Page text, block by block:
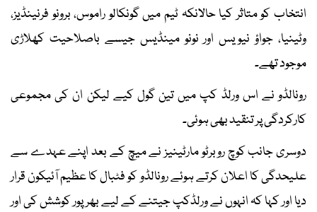
انتخاب کو متاثر کیا حالانکہ ٹیم میں گونکالو راموس، برونو فرنینڈیز،
وٹینیا، جواؤ نیویس اور نونو مینڈیس جیسے باصلاحیت کھلاڑی
موجود تھے۔
رونالڈو نے اس ورلڈ کپ میں تین گول کیے لیکن ان کی مجموعی
کارکردگی پر تنقید بھی ہوئی۔
دوسری جانب کوچ روبرٹو مارٹینیز نے میچ کے بعد اپنے عہدے سے
علیحدگی کا اعلان کرتے ہوئے رونالڈو کو فٹبال کا عظیم آئیکون قرار
دیا اور کہا کہ انہوں نے ورلڈکپ جیتنے کے لیے بھرپور کوشش کی اور